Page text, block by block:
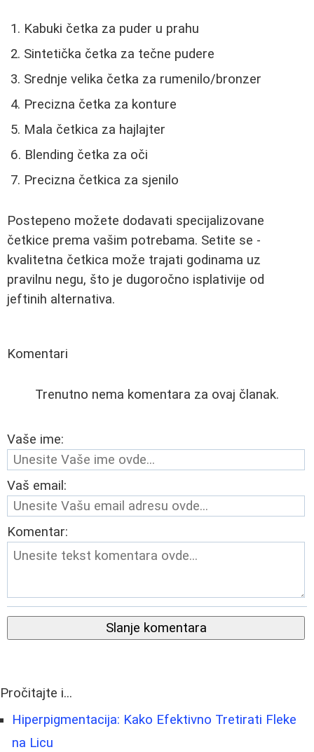
Kabuki četka za puder u prahu
Sintetička četka za tečne pudere
Srednje velika četka za rumenilo/bronzer
Precizna četka za konture
Mala četkica za hajlajter
Blending četka za oči
Precizna četkica za sjenilo
Postepeno možete dodavati specijalizovane
četkice prema vašim potrebama. Setite se -
kvalitetna četkica može trajati godinama uz
pravilnu negu, što je dugoročno isplativije od
jeftinih alternativa.
Komentari
Trenutno nema komentara za ovaj članak.
Vaše ime:
Vaš email:
Komentar:
Slanje komentara
Pročitajte i...
Hiperpigmentacija: Kako Efektivno Tretirati Fleke
na Licu